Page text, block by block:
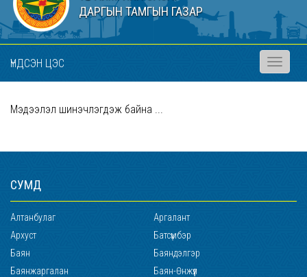
ДАРГЫН ТАМГЫН ГАЗАР
ҮНДСЭН ЦЭС
Toggle
Мэдээлэл шинэчлэгдэж байна ...
СУМД
Алтанбулаг
Аргалант
Архуст
Батсүмбэр
Баян
Баяндэлгэр
Баянжаргалан
Баян-Өнжүүл